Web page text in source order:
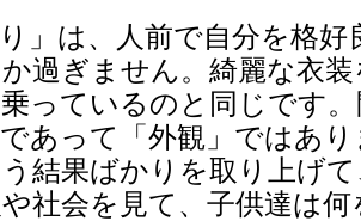
」は、人前で自分を格好
過ぎません。綺麗な衣
っているのと同じです
あって「外観」ではあ
結果ばかりを取り上げ
社会を見て、子供達は